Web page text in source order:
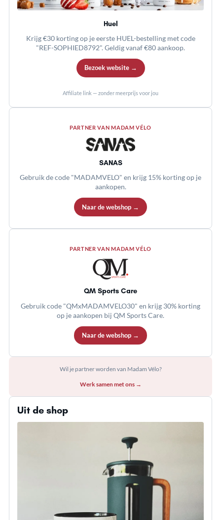
Huel
Krijg €30 korting op je eerste HUEL-bestelling met code
"REF-SOPHIED8792". Geldig vanaf €80 aankoop.
Bezoek website →
Affiliate link — zonder meerprijs voor jou
PARTNER VAN MADAM VÉLO
SANAS
Gebruik de code "MADAMVELO" en krijg 15% korting op je
aankopen.
Naar de webshop →
PARTNER VAN MADAM VÉLO
QM Sports Care
Gebruik code "QMxMADAMVELO30" en krijg 30% korting
op je aankopen bij QM Sports Care.
Naar de webshop →
Wil je partner worden van Madam Vélo?
Werk samen met ons →
Uit de shop